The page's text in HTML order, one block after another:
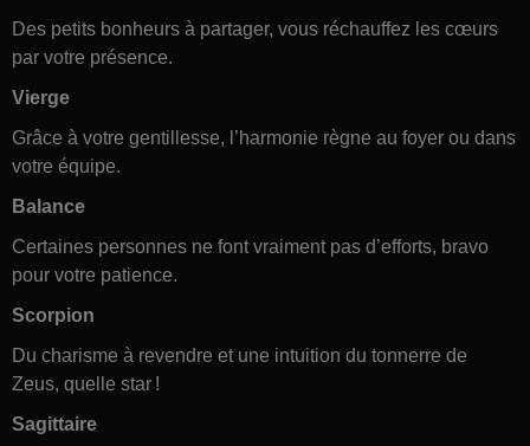
Des petits bonheurs à partager, vous réchauffez les cœurs
par votre présence.
Vierge
Grâce à votre gentillesse, l’harmonie règne au foyer ou dans
votre équipe.
Balance
Certaines personnes ne font vraiment pas d’efforts, bravo
pour votre patience.
Scorpion
Du charisme à revendre et une intuition du tonnerre de
Zeus, quelle star !
Sagittaire